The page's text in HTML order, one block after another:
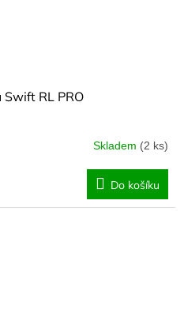
RL PRO
Skladem (2 ks)
Do košíku